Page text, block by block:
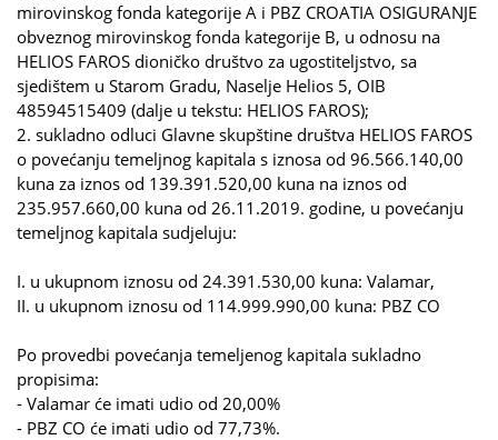
mirovinskog fonda kategorije A i PBZ CROATIA OSIGURANJE
obveznog mirovinskog fonda kategorije B, u odnosu na
HELIOS FAROS dioničko društvo za ugostiteljstvo, sa
sjedištem u Starom Gradu, Naselje Helios 5, OIB
48594515409 (dalje u tekstu: HELIOS FAROS);
2. sukladno odluci Glavne skupštine društva HELIOS FAROS
o povećanju temeljnog kapitala s iznosa od 96.566.140,00
kuna za iznos od 139.391.520,00 kuna na iznos od
235.957.660,00 kuna od 26.11.2019. godine, u povećanju
temeljnog kapitala sudjeluju:
I. u ukupnom iznosu od 24.391.530,00 kuna: Valamar,
II. u ukupnom iznosu od 114.999.990,00 kuna: PBZ CO
Po provedbi povećanja temeljenog kapitala sukladno
propisima:
- Valamar će imati udio od 20,00%
- PBZ CO će imati udio od 77,73%.